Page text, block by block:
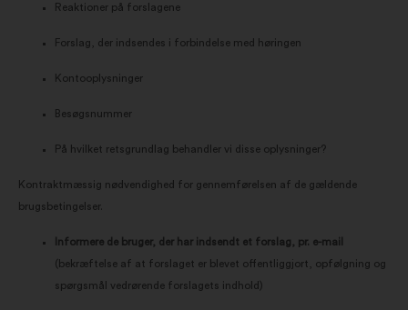
Reaktioner på forslagene
Forslag, der indsendes i forbindelse med høringen
Kontooplysninger
Besøgsnummer
På hvilket retsgrundlag behandler vi disse oplysninger?
Kontraktmæssig nødvendighed for gennemførelsen af de gældende
brugsbetingelser.
Informere de bruger, der har indsendt et forslag, pr. e-mail
(bekræftelse af at forslaget er blevet offentliggjort, opfølgning og
spørgsmål vedrørende forslagets indhold)